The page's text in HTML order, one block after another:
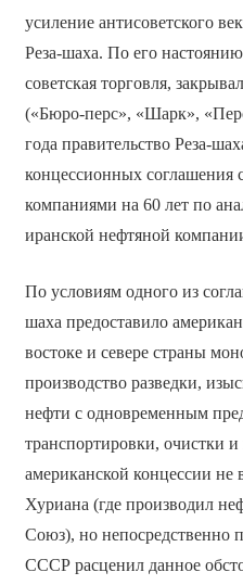
усиление антисоветского
Реза-шаха. По его
советская торговля,
(«Бюро-перс», «Шарк»,
года правительство Реза-
концессионных соглашения
компаниями на 60 лет по
иранской нефтяной
По условиям одного из
шаха предоставило
востоке и севере страны
производство разведки,
нефти с одновременным
транспортировки, очистки
американской концессии
Хуриана (где производил
Союз), но непосредственно
СССР расценил данное